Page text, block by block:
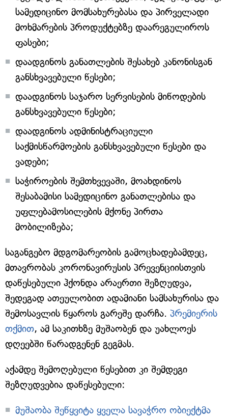
სამედიცინო მომსახურებასა და პირველადი
მოხმარების პროდუქტებზე დაარეგულიროს
ფასები;
დაადგინოს განათლების შესახებ კანონისგან
განსხვავებული წესები;
დაადგინოს საჯარო სერვისების მიწოდების
განსხვავებული წესები;
დაადგინოს ადმინისტრაციული
საქმისწარმოების განსხვავებული წესები და
ვადები;
საჭიროების შემთხვევაში, მოახდინოს
შესაბამისი სამედიცინო განათლებისა და
უფლებამოსილების მქონე პირთა
მობილიზება;
საგანგებო მდგომარეობის გამოცხადებამდეც,
მთავრობას კორონავირუსის პრევენციისთვის
დაწესებული ჰქონდა არაერთი შეზღუდვა,
შედეგად ათეულობით ადამიანი სამსახურისა და
შემოსავლის წყაროს გარეშე დარჩა. პრემიერის
თქმით, ამ საკითხზე მუშაობენ და უახლოეს
დღეებში წარადგენენ გეგმას.
აქამდე შემოღებული წესებით კი შემდეგი
შეზღუდვებია დაწესებული:
მუშაობა შეწყვიტა ყველა სავაჭრო ობიექტმა